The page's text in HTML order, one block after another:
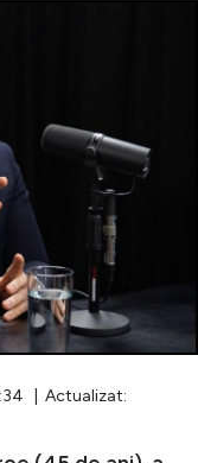
| Actualizat: